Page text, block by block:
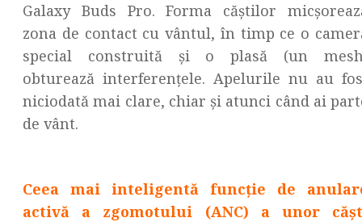
Galaxy Buds Pro. Forma căștilor
zona de contact cu vântul, în timp ce o
special construită și o plasă (un
obturează interferențele. Apelurile nu au
niciodată mai clare, chiar și atunci când ai
de vânt.
Ceea mai inteligentă funcție de
activă a zgomotului (ANC) a unor